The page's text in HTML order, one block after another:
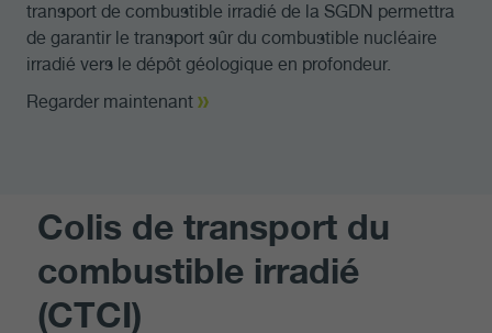
transport de combustible irradié de la SGDN permettra
de garantir le transport sûr du combustible nucléaire
irradié vers le dépôt géologique en profondeur.
Regarder maintenant
Colis de transport du
combustible irradié
(CTCI)